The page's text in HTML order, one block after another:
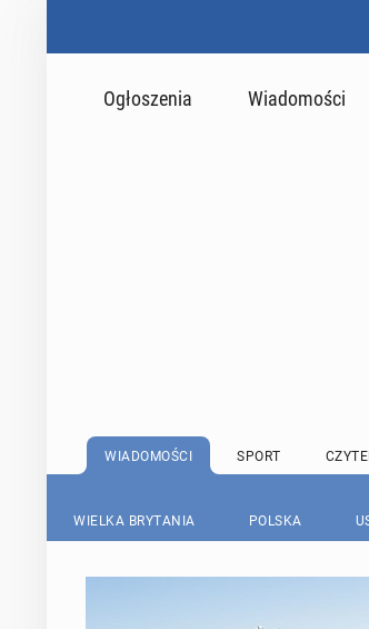
Ogłoszenia Wiadomości
WIADOMOŚCI SPORT
WIELKA BRYTANIA POLSKA